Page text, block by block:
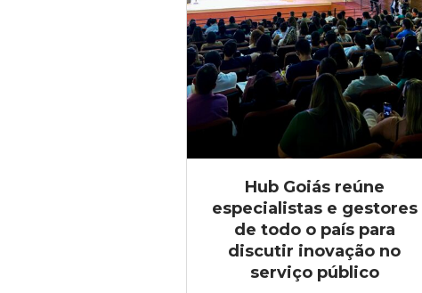
Hub Goiás reúne
especialistas e gestores
de todo o país para
discutir inovação no
serviço público